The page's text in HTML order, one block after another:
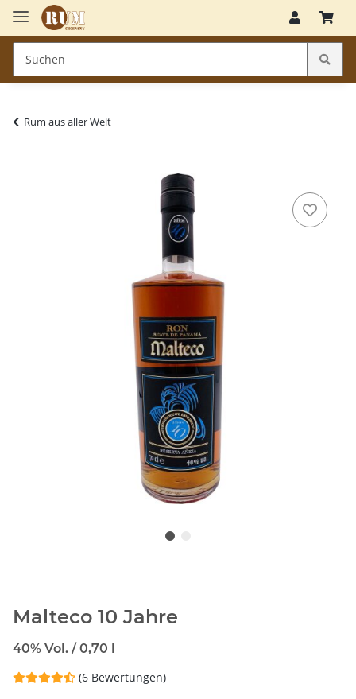
Rum aus aller Welt
Malteco 10 Jahre
40% Vol. / 0,70 l
(6 Bewertungen)